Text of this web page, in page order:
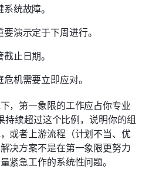
统故障。
演示定于下周进行。
止日期。
机需要立即应对。
，第一象限的工作应占你专业
续超过这个比例，说明你的组
或者上游流程（计划不当、优
决方案不是在第一象限更努力
紧急工作的系统性问题。